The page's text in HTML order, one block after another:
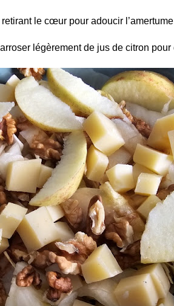
le cœur pour adoucir
légèrement de jus de citron pour